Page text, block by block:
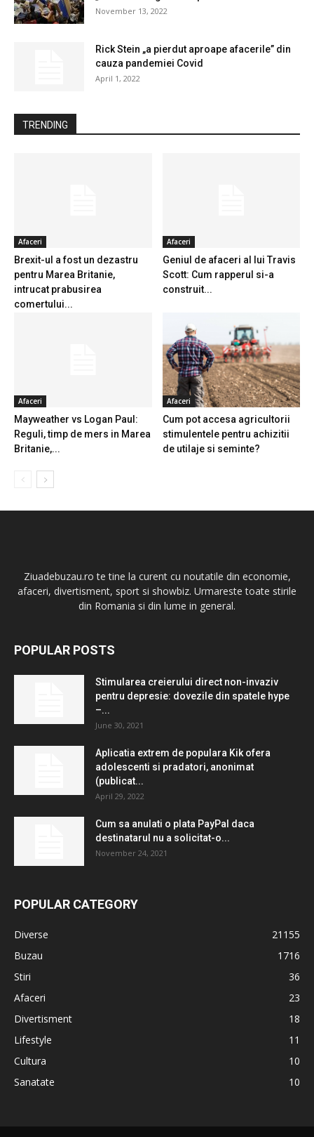
November 13, 2022
Rick Stein „a pierdut aproape afacerile” din
cauza pandemiei Covid
April 1, 2022
TRENDING
Afaceri
Brexit-ul a fost un dezastru
pentru Marea Britanie,
intrucat prabusirea
comertului...
Afaceri
Geniul de afaceri al lui Travis
Scott: Cum rapperul si-a
construit...
Afaceri
Mayweather vs Logan Paul:
Reguli, timp de mers in Marea
Britanie,...
Afaceri
Cum pot accesa agricultorii
stimulentele pentru achizitii
de utilaje si seminte?
Ziuadebuzau.ro te tine la curent cu noutatile din economie,
afaceri, divertisment, sport si showbiz. Urmareste toate stirile
din Romania si din lume in general.
POPULAR POSTS
Stimularea creierului direct non-invaziv
pentru depresie: dovezile din spatele hype
–...
June 30, 2021
Aplicatia extrem de populara Kik ofera
adolescenti si pradatori, anonimat
(publicat...
April 29, 2022
Cum sa anulati o plata PayPal daca
destinatarul nu a solicitat-o...
November 24, 2021
POPULAR CATEGORY
Diverse
21155
Buzau
1716
Stiri
36
Afaceri
23
Divertisment
18
Lifestyle
11
Cultura
10
Sanatate
10